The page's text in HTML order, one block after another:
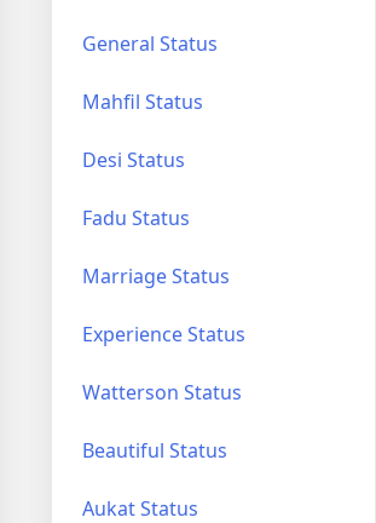
General Status
Mahfil Status
Desi Status
Fadu Status
Marriage Status
Experience Status
Watterson Status
Beautiful Status
Aukat Status